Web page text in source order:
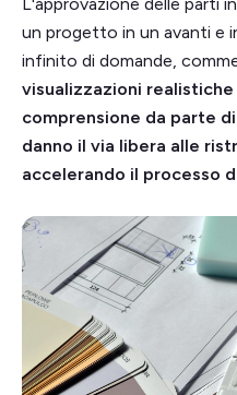
un progetto in un avanti e
infinito di domande,
visualizzazioni
comprensione da parte
danno il via libera alle
accelerando il processo